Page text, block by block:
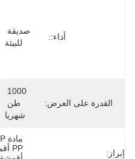
أداء::
للبيئة
القدرة على العرض:
شهريا
إبراز:
مادة PP غير المنسوجة
PP أقمشة غير منسوجة PP